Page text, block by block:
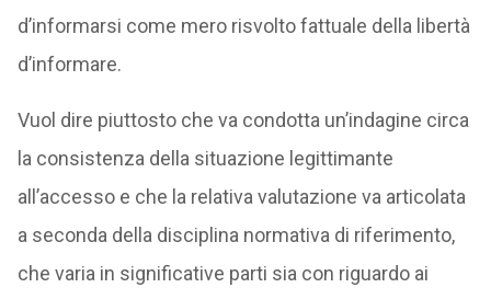
d’informarsi come mero risvolto fattuale della libertà
d’informare.
Vuol dire piuttosto che va condotta un’indagine circa
la consistenza della situazione legittimante
all’accesso e che la relativa valutazione va articolata
a seconda della disciplina normativa di riferimento,
che varia in significative parti sia con riguardo ai